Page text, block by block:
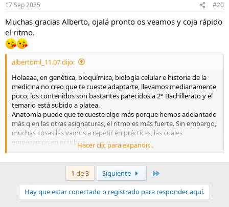
e
:
17 Sep 2025 #20
Muchas gracias Alberto, ojalá pronto os veamos y coja rápido
el ritmo.
albertoml_11.07 dijo:
Holaaaa, en genética, bioquímica, biología celular e historia de la
medicina no creo que te cueste adaptarte, llevamos medianamente
poco, los contenidos son bastantes parecidos a 2° Bachillerato y el
temario está subido a platea.
Anatomía puede que te cueste algo más porque hemos adelantado
más q en las otras asignaturas, el ritmo es más fuerte. Sin embargo,
muchas cosas las vamos a repetir en prácticas, las cuales
empezamos en octubre.
Pero no te preocupes, los profesores están siendo muy buenos y
saben que viene más gente. Si hablas con ellos, lo entenderán
Hacer clic para expandir...
1 de 3 Siguiente
Hay que estar conectado o registrado para responder aquí.